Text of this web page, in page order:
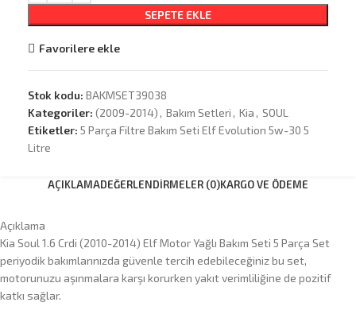
SEPETE EKLE
Favorilere ekle
Stok kodu: BAKMSET39038
Kategoriler: (2009-2014) , Bakım Setleri , Kia , SOUL
Etiketler: 5 Parça Filtre Bakım Seti Elf Evolution 5w-30 5
Litre
AÇIKLAMADEĞERLENDIRMELER (0)KARGO VE ÖDEME
Açıklama
Kia Soul 1.6 Crdi (2010-2014) Elf Motor Yağlı Bakım Seti 5 Parça Set
periyodik bakımlarınızda güvenle tercih edebileceğiniz bu set,
motorunuzu aşınmalara karşı korurken yakıt verimliliğine de pozitif
katkı sağlar.